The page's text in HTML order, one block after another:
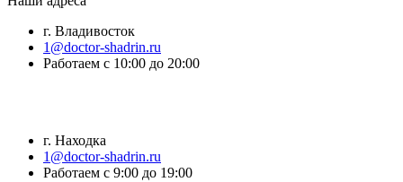
г. Владивосток
1@doctor-shadrin.ru
Работаем с 10:00 до 20:00
г. Находка
1@doctor-shadrin.ru
Работаем с 9:00 до 19:00